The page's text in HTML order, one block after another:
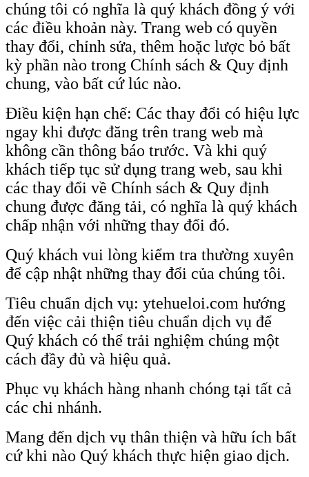
chúng tôi có nghĩa là quý khách đồng ý với
các điều khoản này. Trang web có quyền
thay đổi, chỉnh sửa, thêm hoặc lược bỏ bất
kỳ phần nào trong Chính sách & Quy định
chung, vào bất cứ lúc nào.
Điều kiện hạn chế: Các thay đổi có hiệu lực
ngay khi được đăng trên trang web mà
không cần thông báo trước. Và khi quý
khách tiếp tục sử dụng trang web, sau khi
các thay đổi về Chính sách & Quy định
chung được đăng tải, có nghĩa là quý khách
chấp nhận với những thay đổi đó.
Quý khách vui lòng kiểm tra thường xuyên
để cập nhật những thay đổi của chúng tôi.
Tiêu chuẩn dịch vụ: ytehueloi.com hướng
đến việc cải thiện tiêu chuẩn dịch vụ để
Quý khách có thể trải nghiệm chúng một
cách đầy đủ và hiệu quả.
Phục vụ khách hàng nhanh chóng tại tất cả
các chi nhánh.
Mang đến dịch vụ thân thiện và hữu ích bất
cứ khi nào Quý khách thực hiện giao dịch.